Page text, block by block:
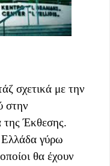
σχετικά με την
στην
της Έκθεσης.
γύρω
θα έχουν